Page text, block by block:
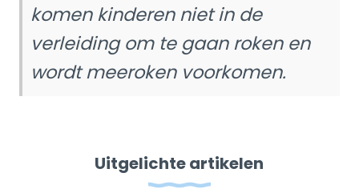
komen kinderen niet in de
verleiding om te gaan roken en
wordt meeroken voorkomen.
Uitgelichte artikelen